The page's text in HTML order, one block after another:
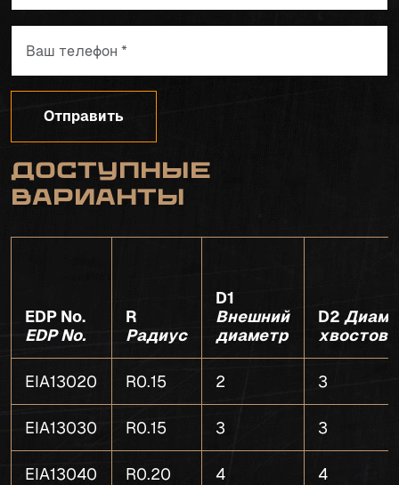
Отправить
Доступные
варианты
EDP No.
EDP No.
R
Радиус
D1
Внешний
диаметр
D2
EIA13020 R0.15 2 3
EIA13030 R0.15 3 3
EIA13040 R0.20 4 4